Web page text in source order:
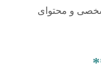
و محتوای